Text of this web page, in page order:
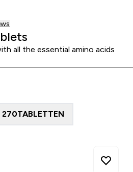
reviews
all the essential amino acids
270TABLETTEN